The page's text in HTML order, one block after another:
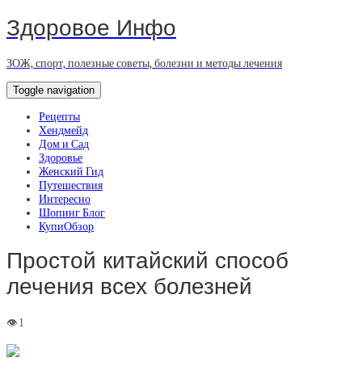
Здоровое Инфо
ЗОЖ, спорт, полезные советы, болезни и методы лечения
Toggle navigation
Рецепты
Хендмейд
Дом и Сад
Здоровье
Женский Гид
Путешествия
Интересно
Шопинг Блог
КупиОбзор
Простой китайский способ
лечения всех болезней